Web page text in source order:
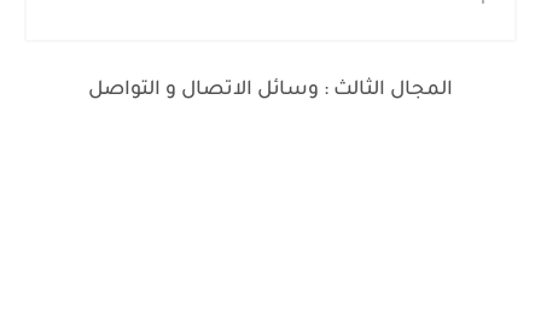
المجال الثالث : وسائل الاتصال و التواصل